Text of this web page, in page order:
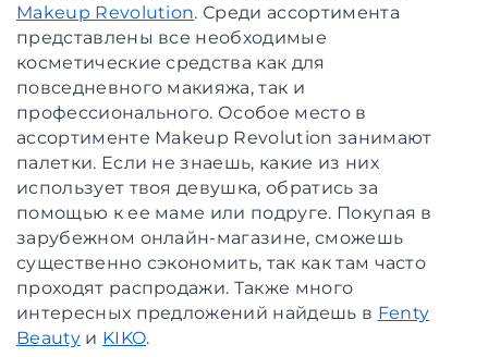
Makeup Revolution. Среди ассортимента
представлены все необходимые
косметические средства как для
повседневного макияжа, так и
профессионального. Особое место в
ассортименте Makeup Revolution занимают
палетки. Если не знаешь, какие из них
использует твоя девушка, обратись за
помощью к ее маме или подруге. Покупая в
зарубежном онлайн-магазине, сможешь
существенно сэкономить, так как там часто
проходят распродажи. Также много
интересных предложений найдешь в Fenty
Beautyи KIKO.